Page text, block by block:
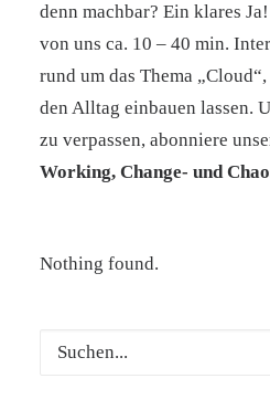
denn machbar? Ein klares
von uns ca. 10 – 40 min.
rund um das Thema
den Alltag einbauen lassen.
zu verpassen, abonniere
Working, Change- und
Nothing found.